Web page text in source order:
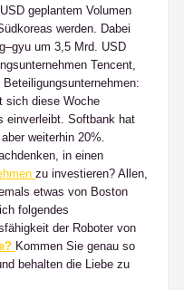
geplantem Volumen
werden. Dabei
um 3,5 Mrd. USD
Tencent,
sich diese Woche
einverleibt. Softbank hat
weiterhin 20%.
in einen
zu investieren? Allen,
etwas von Boston
folgendes
der Roboter von
Kommen Sie genau so
behalten die Liebe zu